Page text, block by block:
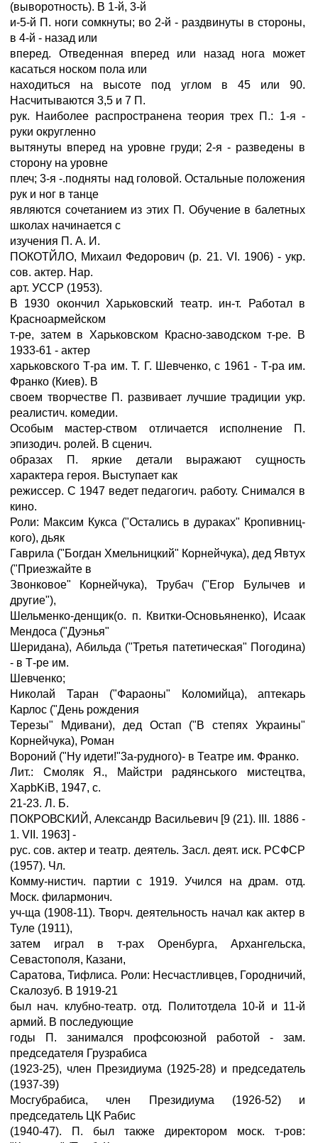
(выворотность). В 1-й, 3-й
и-5-й П. ноги сомкнуты; во 2-й - раздвинуты в стороны,
в 4-й - назад или
вперед. Отведенная вперед или назад нога может
касаться носком пола или
находиться на высоте под углом в 45 или 90.
Насчитываются 3,5 и 7 П.
рук. Наиболее распространена теория трех П.: 1-я -
руки округленно
вытянуты вперед на уровне груди; 2-я - разведены в
сторону на уровне
плеч; 3-я -.подняты над головой. Остальные положения
рук и ног в танце
являются сочетанием из этих П. Обучение в балетных
школах начинается с
изучения П. А. И.
ПОКОТЙЛО, Михаил Федорович (р. 21. VI. 1906) - укр.
сов. актер. Нар.
арт. УССР (1953).
В 1930 окончил Харьковский театр. ин-т. Работал в
Красноармейском
т-ре, затем в Харьковском Красно-заводском т-ре. В
1933-61 - актер
харьковского Т-ра им. Т. Г. Шевченко, с 1961 - Т-ра им.
Франко (Киев). В
своем творчестве П. развивает лучшие традиции укр.
реалистич. комедии.
Особым мастер-ством отличается исполнение П.
эпизодич. ролей. В сценич.
образах П. яркие детали выражают сущность
характера героя. Выступает как
режиссер. С 1947 ведет педагогич. работу. Снимался в
кино.
Роли: Максим Кукса ("Остались в дураках" Кропивниц-
кого), дьяк
Гаврила ("Богдан Хмельницкий" Корнейчука), дед Явтух
("Приезжайте в
Звонковое" Корнейчука), Трубач ("Егор Булычев и
другие"),
Шельменко-денщик(о. п. Квитки-Основьяненко), Исаак
Мендоса ("Дуэнья"
Шеридана), Абильда ("Третья патетическая" Погодина)
- в Т-ре им.
Шевченко;
Николай Таран ("Фараоны" Коломийца), аптекарь
Карлос ("День рождения
Терезы" Мдивани), дед Остап ("В степях Украины"
Корнейчука), Роман
Вороний ("Ну идети!"3а-рудного)- в Театре им. Франко.
Лит.: Смоляк Я., Майстри радянського мистецтва,
XapbKiB, 1947, с.
21-23. Л. Б.
ПОКРОВСКИЙ, Александр Васильевич [9 (21). III. 1886 -
1. VII. 1963] -
рус. сов. актер и театр. деятель. Засл. деят. иск. РСФСР
(1957). Чл.
Комму-нистич. партии с 1919. Учился на драм. отд.
Моск. филармонич.
уч-ща (1908-11). Творч. деятельность начал как актер в
Туле (1911),
затем играл в т-рах Оренбурга, Архангельска,
Севастополя, Казани,
Саратова, Тифлиса. Роли: Несчастливцев, Городничий,
Скалозуб. В 1919-21
был нач. клубно-театр. отд. Политотдела 10-й и 11-й
армий. В последующие
годы П. занимался профсоюзной работой - зам.
председателя Грузрабиса
(1923-25), член Президиума (1925-28) и председатель
(1937-39)
Мосгубрабиса, член Президиума (1926-52) и
председатель ЦК Рабис
(1940-47). П. был также директором моск. т-ров: